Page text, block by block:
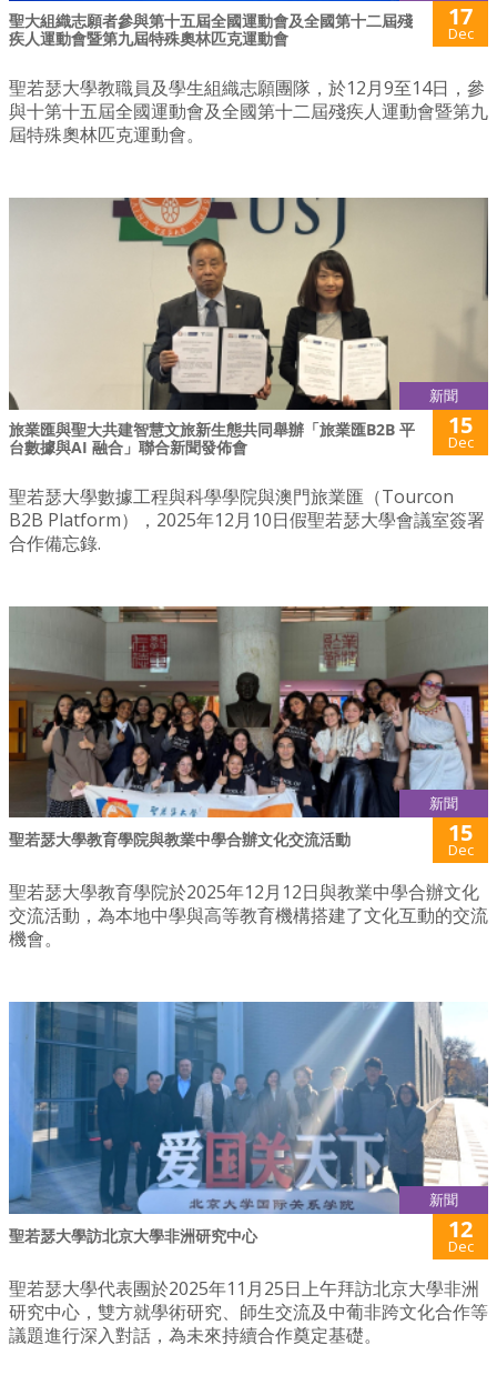
聖大組織志願者參與第十五屆全國運動會及全國第十二屆殘
疾人運動會暨第九屆特殊奧林匹克運動會
17
Dec
聖若瑟大學教職員及學生組織志願團隊，於12月9至14日，參
與十第十五屆全國運動會及全國第十二屆殘疾人運動會暨第九
屆特殊奧林匹克運動會。
新聞
旅業匯與聖大共建智慧文旅新生態共同舉辦「旅業匯B2B 平
台數據與AI 融合」聯合新聞發佈會
15
Dec
聖若瑟大學數據工程與科學學院與澳門旅業匯（Tourcon
B2B Platform），2025年12月10日假聖若瑟大學會議室簽署
合作備忘錄.
新聞
聖若瑟大學教育學院與教業中學合辦文化交流活動 15
Dec
聖若瑟大學教育學院於2025年12月12日與教業中學合辦文化
交流活動，為本地中學與高等教育機構搭建了文化互動的交流
機會。
新聞
聖若瑟大學訪北京大學非洲研究中心 12
Dec
聖若瑟大學代表團於2025年11月25日上午拜訪北京大學非洲
研究中心，雙方就學術研究、師生交流及中葡非跨文化合作等
議題進行深入對話，為未來持續合作奠定基礎。